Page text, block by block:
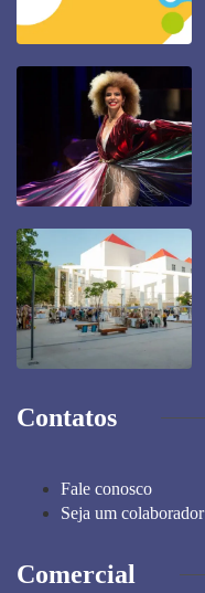
Contatos
Fale conosco
Seja um colaborador
Comercial